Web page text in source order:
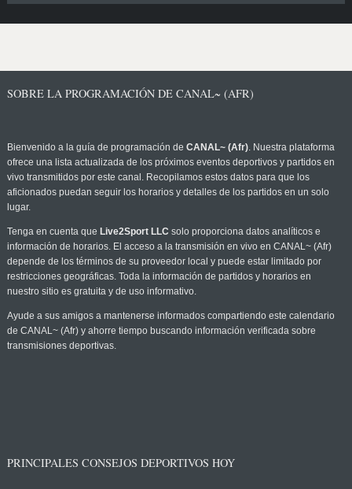
SOBRE LA PROGRAMACIÓN DE CANAL~ (AFR)
Bienvenido a la guía de programación de CANAL~ (Afr). Nuestra plataforma
ofrece una lista actualizada de los próximos eventos deportivos y partidos en
vivo transmitidos por este canal. Recopilamos estos datos para que los
aficionados puedan seguir los horarios y detalles de los partidos en un solo
lugar.
Tenga en cuenta que Live2Sport LLC solo proporciona datos analíticos e
información de horarios. El acceso a la transmisión en vivo en CANAL~ (Afr)
depende de los términos de su proveedor local y puede estar limitado por
restricciones geográficas. Toda la información de partidos y horarios en
nuestro sitio es gratuita y de uso informativo.
Ayude a sus amigos a mantenerse informados compartiendo este calendario
de CANAL~ (Afr) y ahorre tiempo buscando información verificada sobre
transmisiones deportivas.
PRINCIPALES CONSEJOS DEPORTIVOS HOY